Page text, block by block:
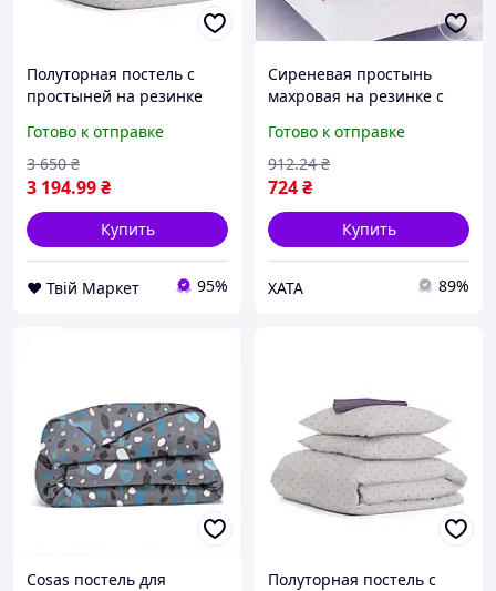
Полуторная постель с
простыней на резинке
Бежевый 160х220 см
Готово к отправке
3 194.99₴
3 650 ₴
Купить
❤️ Твій Маркет 95%
Сиреневая простынь
махровая на резинке с
220х240+30 - Турецкая
махровая простынь для
постели
Готово к отправке
724₴
912.24 ₴
Купить
XATA 89%
Cosas постель для
Полуторная постель с